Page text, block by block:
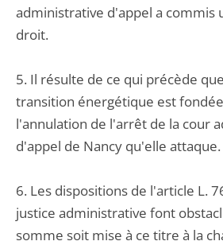
administrative d'appel a commis
droit.
5. Il résulte de ce qui précède
transition énergétique est
l'annulation de l'arrêt de la cour
d'appel de Nancy qu'elle attaque.
6. Les dispositions de l'article L.
justice administrative font
somme soit mise à ce titre à la